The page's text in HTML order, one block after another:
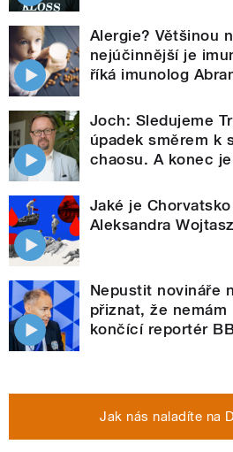
Alergie? Většinou
nejúčinnější je
říká imunolog
Joch: Sledujeme
úpadek směrem k
chaosu. A konec
Jaké je
Aleksandra
Nepustit novináře
přiznat, že
končící reportér
Jak nás naladíte na